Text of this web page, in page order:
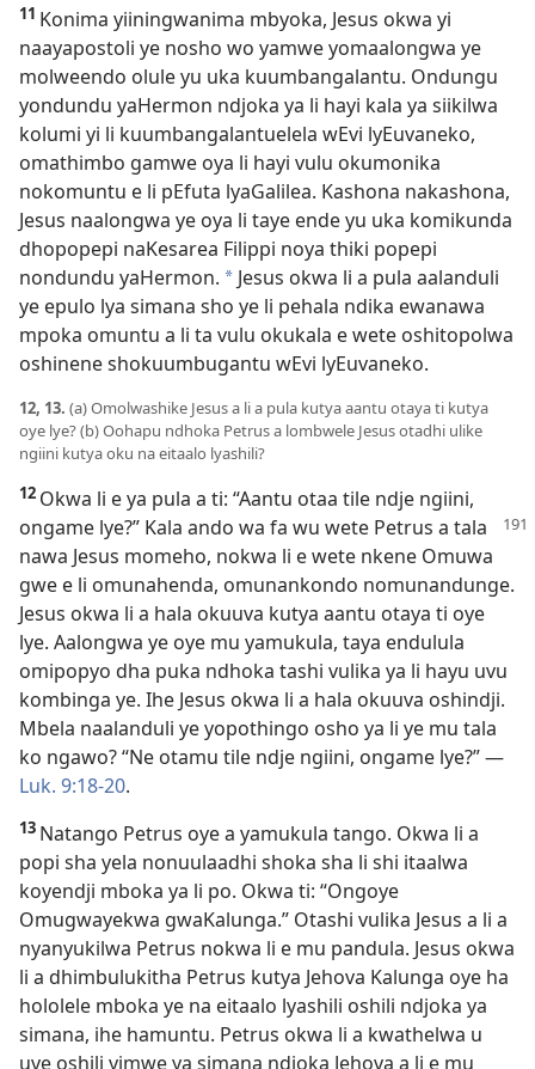
11 Konima yiiningwanima mbyoka, Jesus okwa yi
naayapostoli ye nosho wo yamwe yomaalongwa ye
molweendo olule yu uka kuumbangalantu. Ondungu
yondundu yaHermon ndjoka ya li hayi kala ya siikilwa
kolumi yi li kuumbangalantuelela wEvi lyEuvaneko,
omathimbo gamwe oya li hayi vulu okumonika
nokomuntu e li pEfuta lyaGalilea. Kashona nakashona,
Jesus naalongwa ye oya li taye ende yu uka komikunda
dhopopepi naKesarea Filippi noya thiki popepi
nondundu yaHermon. * Jesus okwa li a pula aalanduli
ye epulo lya simana sho ye li pehala ndika ewanawa
mpoka omuntu a li ta vulu okukala e wete oshitopolwa
oshinene shokuumbugantu wEvi lyEuvaneko.
12, 13. (a) Omolwashike Jesus a li a pula kutya aantu otaya ti kutya
oye lye? (b) Oohapu ndhoka Petrus a lombwele Jesus otadhi ulike
ngiini kutya oku na eitaalo lyashili?
12 Okwa li e ya pula a ti: “Aantu otaa tile ndje ngiini,
ongame lye?” Kala ando wa fa wu wete Petrus a tala
nawa Jesus momeho, nokwa li e wete nkene Omuwa
gwe e li omunahenda, omunankondo nomunandunge.
Jesus okwa li a hala okuuva kutya aantu otaya ti oye
lye. Aalongwa ye oye mu yamukula, taya endulula
omipopyo dha puka ndhoka tashi vulika ya li hayu uvu
kombinga ye. Ihe Jesus okwa li a hala okuuva oshindji.
Mbela naalanduli ye yopothingo osho ya li ye mu tala
ko ngawo? “Ne otamu tile ndje ngiini, ongame lye?” —
Luk. 9:18-20.
13 Natango Petrus oye a yamukula tango. Okwa li a
popi sha yela nonuulaadhi shoka sha li shi itaalwa
koyendji mboka ya li po. Okwa ti: “Ongoye
Omugwayekwa gwaKalunga.” Otashi vulika Jesus a li a
nyanyukilwa Petrus nokwa li e mu pandula. Jesus okwa
li a dhimbulukitha Petrus kutya Jehova Kalunga oye ha
hololele mboka ye na eitaalo lyashili oshili ndjoka ya
simana, ihe hamuntu. Petrus okwa li a kwathelwa u
uve oshili yimwe ya simana ndjoka Jehova a li e mu